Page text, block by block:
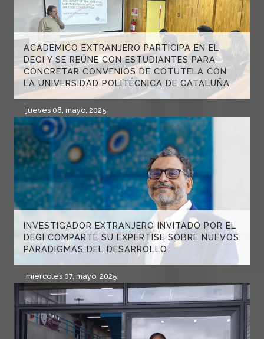
ACADÉMICO EXTRANJERO PARTICIPA EN EL
DEGI Y SE REÚNE CON ESTUDIANTES PARA
CONCRETAR CONVENIOS DE COTUTELA CON
LA UNIVERSIDAD POLITÉCNICA DE CATALUÑA
jueves 08, mayo, 2025
INVESTIGADOR EXTRANJERO INVITADO POR EL
DEGI COMPARTE SU EXPERTISE SOBRE NUEVOS
PARADIGMAS DEL DESARROLLO
miércoles 07, mayo, 2025